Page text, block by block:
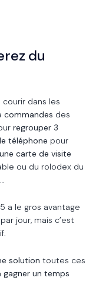
du
courir dans les
commandes des
regrouper 3
téléphone pour
carte de visite
ou du rolodex du
a le gros avantage
jour, mais c’est
solution toutes ces
gagner un temps